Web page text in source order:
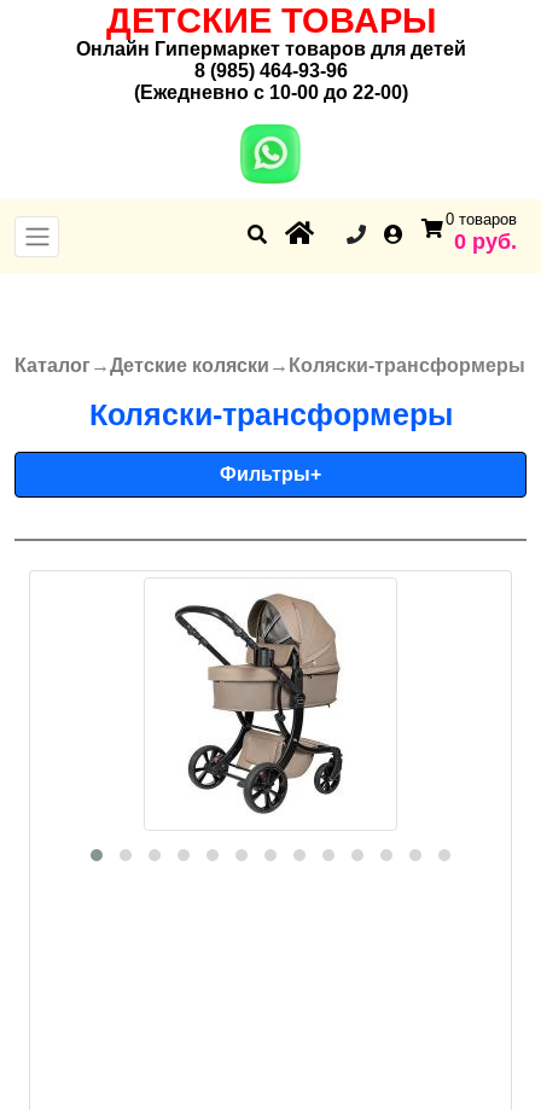
ДЕТСКИЕ ТОВАРЫ
Онлайн Гипермаркет товаров для детей
8 (985) 464-93-96
(Ежедневно с 10-00 до 22-00)
0 товаров
0 руб.
Вы здесь
Каталог→Детские коляски → Коляски-трансформеры
Коляски-трансформеры
Фильтры+